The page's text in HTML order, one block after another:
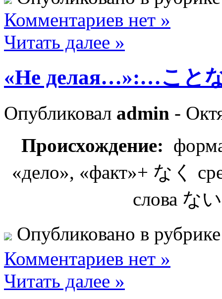
Комментариев нет »
Читать далее »
«Не делая…»:…こと
Опубликовал admin -
Происхождение:
«дело», «факт»+ なく
слова な
Опубликовано в
Комментариев нет »
Читать далее »